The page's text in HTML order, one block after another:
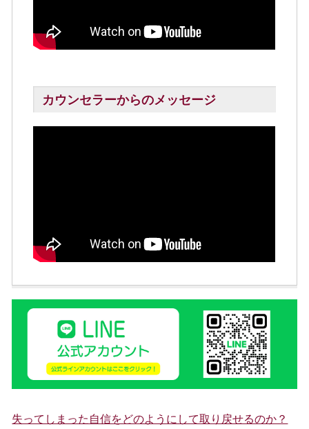
カウンセラーからのメッセージ
失ってしまった自信をどのようにして取り戻せるのか？